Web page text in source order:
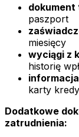
dokument
paszport
miesięcy
wyciągi z
historię
karty
Dodatkowe
zatrudnienia: